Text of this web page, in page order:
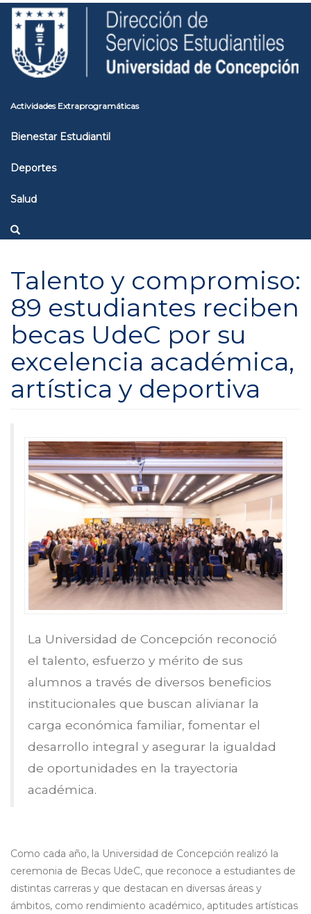
Pasar
contenido
principal
Toggle
high
contrast
Actividades Extraprogramáticas
Bienestar Estudiantil
Deportes
Salud
Talento y compromiso:
89 estudiantes reciben
becas UdeC por su
excelencia académica,
artística y deportiva
La Universidad de Concepción reconoció
el talento, esfuerzo y mérito de sus
alumnos a través de diversos beneficios
institucionales que buscan alivianar la
carga económica familiar, fomentar el
desarrollo integral y asegurar la igualdad
de oportunidades en la trayectoria
académica.
Como cada año, la Universidad de Concepción realizó la
ceremonia de Becas UdeC, que reconoce a estudiantes de
distintas carreras y que destacan en diversas áreas y
ámbitos, como rendimiento académico, aptitudes artísticas